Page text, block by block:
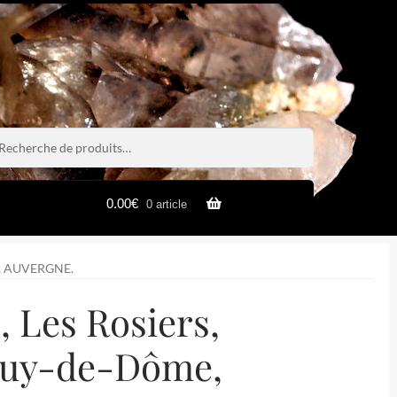
0.00€ 0 article
Rosiers,
de-Dôme,